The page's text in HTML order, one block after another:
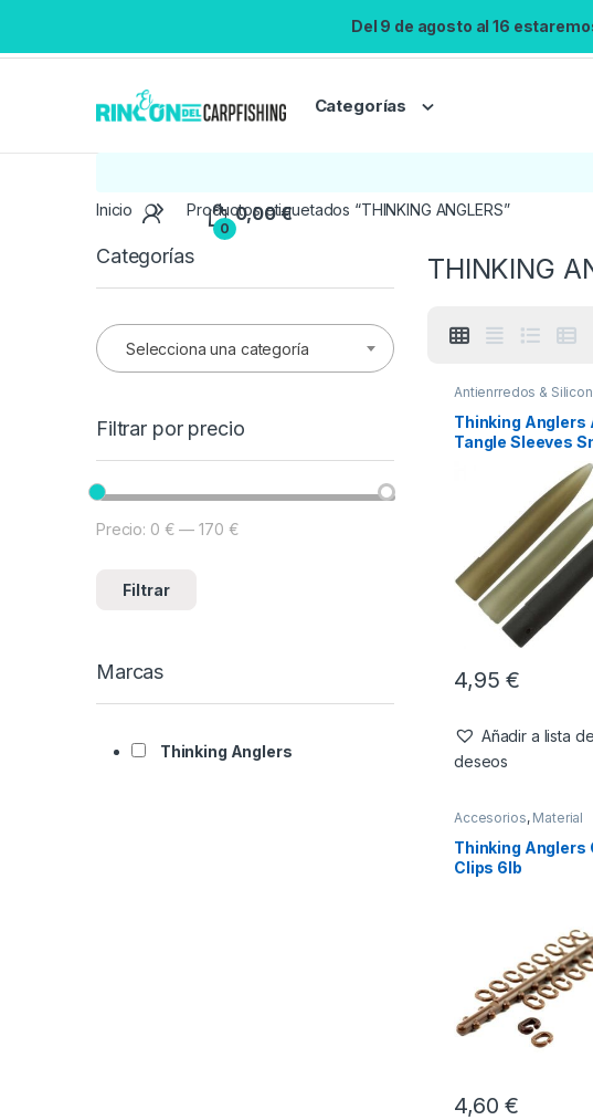
Del 9 de agosto al 16
Categorías
0
0,00€
Inicio Productos etiquetados “THINKING ANGLERS”
THINKING
Antienrredos &
Thinking Anglers
Tangle Sleeves
4,95€
Añadir a lista de
deseos
Accesorios, Material
Thinking Anglers
Clips 6lb
4,60€
Categorías
Selecciona una categoría
Filtrar por precio
Filtrar
Precio: 0 € —170 €
Marcas
Thinking Anglers